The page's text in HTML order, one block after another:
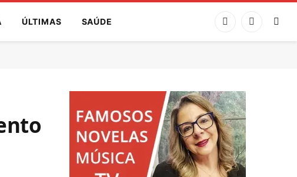
ÚLTIMAS SAÚDE FacebookInstagram